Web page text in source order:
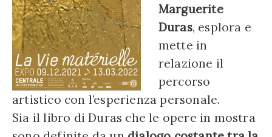
Marguerite
Duras, esplora e
mette in
relazione il
percorso
artistico con l’esperienza personale.
Sia il libro di Duras che le opere in mostra